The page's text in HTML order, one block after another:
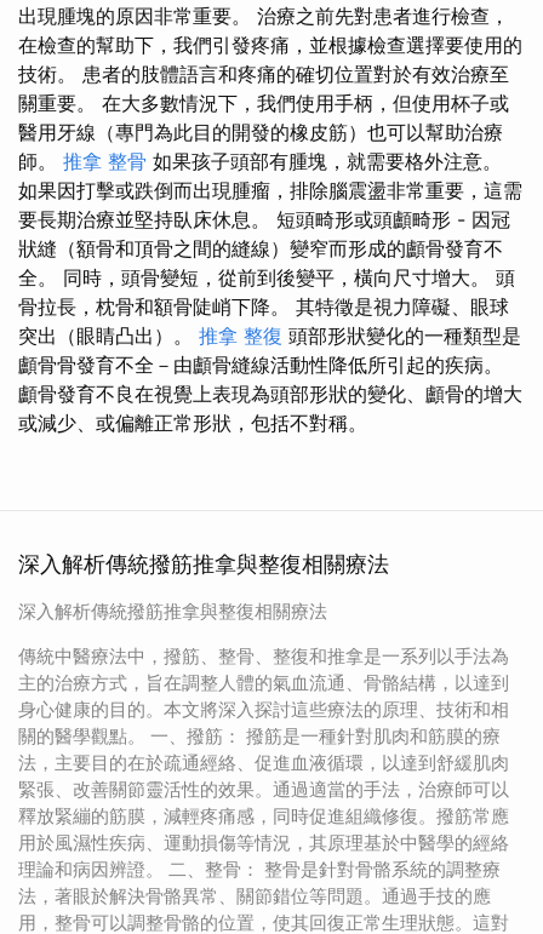
出現腫塊的原因非常重要。 治療之前先對患者進行檢查，
在檢查的幫助下，我們引發疼痛，並根據檢查選擇要使用的
技術。 患者的肢體語言和疼痛的確切位置對於有效治療至
關重要。 在大多數情況下，我們使用手柄，但使用杯子或
醫用牙線（專門為此目的開發的橡皮筋）也可以幫助治療
師。 推拿 整骨 如果孩子頭部有腫塊，就需要格外注意。
如果因打擊或跌倒而出現腫瘤，排除腦震盪非常重要，這需
要長期治療並堅持臥床休息。 短頭畸形或頭顱畸形 - 因冠
狀縫（額骨和頂骨之間的縫線）變窄而形成的顱骨發育不
全。 同時，頭骨變短，從前到後變平，橫向尺寸增大。 頭
骨拉長，枕骨和額骨陡峭下降。 其特徵是視力障礙、眼球
突出（眼睛凸出）。 推拿 整復 頭部形狀變化的一種類型是
顱骨骨發育不全－由顱骨縫線活動性降低所引起的疾病。
顱骨發育不良在視覺上表現為頭部形狀的變化、顱骨的增大
或減少、或偏離正常形狀，包括不對稱。
深入解析傳統撥筋推拿與整復相關療法
深入解析傳統撥筋推拿與整復相關療法
傳統中醫療法中，撥筋、整骨、整復和推拿是一系列以手法為
主的治療方式，旨在調整人體的氣血流通、骨骼結構，以達到
身心健康的目的。本文將深入探討這些療法的原理、技術和相
關的醫學觀點。 一、撥筋： 撥筋是一種針對肌肉和筋膜的療
法，主要目的在於疏通經絡、促進血液循環，以達到舒緩肌肉
緊張、改善關節靈活性的效果。通過適當的手法，治療師可以
釋放緊繃的筋膜，減輕疼痛感，同時促進組織修復。撥筋常應
用於風濕性疾病、運動損傷等情況，其原理基於中醫學的經絡
理論和病因辨證。 二、整骨： 整骨是針對骨骼系統的調整療
法，著眼於解決骨骼異常、關節錯位等問題。通過手技的應
用，整骨可以調整骨骼的位置，使其回復正常生理狀態。這對